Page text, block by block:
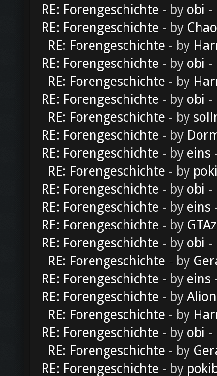
RE: Forengeschichte - by obi -
RE: Forengeschichte - by
RE: Forengeschichte - by
RE: Forengeschichte - by obi -
RE: Forengeschichte - by
RE: Forengeschichte - by obi -
RE: Forengeschichte - by
RE: Forengeschichte - by
RE: Forengeschichte - by eins
RE: Forengeschichte - by
RE: Forengeschichte - by obi -
RE: Forengeschichte - by eins
RE: Forengeschichte - by
RE: Forengeschichte - by obi -
RE: Forengeschichte - by
RE: Forengeschichte - by eins
RE: Forengeschichte - by Alion
RE: Forengeschichte - by
RE: Forengeschichte - by obi -
RE: Forengeschichte - by
RE: Forengeschichte - by